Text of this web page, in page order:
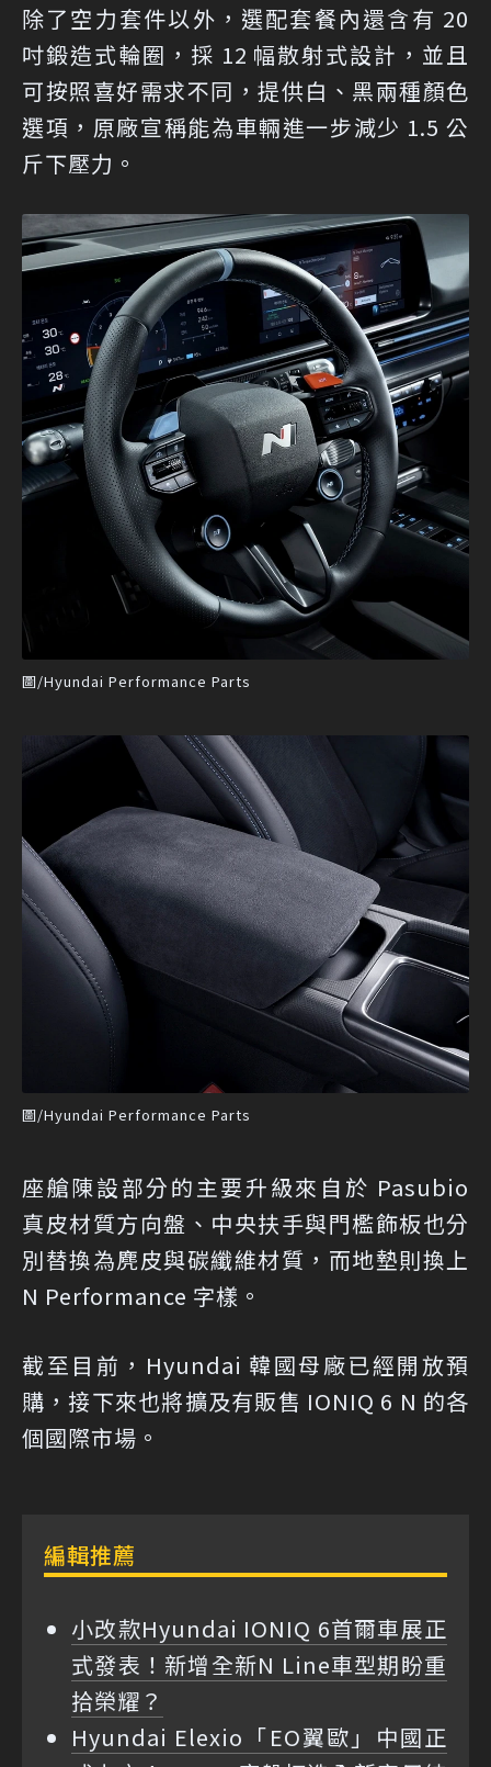
除了空力套件以外，選配套餐內還含有 20
吋鍛造式輪圈，採 12 幅散射式設計，並且
可按照喜好需求不同，提供白、黑兩種顏色
選項，原廠宣稱能為車輛進一步減少 1.5 公
斤下壓力。
圖/Hyundai Performance Parts
圖/Hyundai Performance Parts
座艙陳設部分的主要升級來自於 Pasubio
真皮材質方向盤、中央扶手與門檻飾板也分
別替換為麂皮與碳纖維材質，而地墊則換上
N Performance 字樣。
截至目前，Hyundai 韓國母廠已經開放預
購，接下來也將擴及有販售 IONIQ 6 N 的各
個國際市場。
編輯推薦
小改款Hyundai IONIQ 6首爾車展正
式發表！新增全新N Line車型期盼重
拾榮耀？
Hyundai Elexio「EO翼歐」中國正